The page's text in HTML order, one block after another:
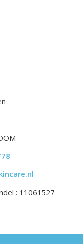
: 11061527